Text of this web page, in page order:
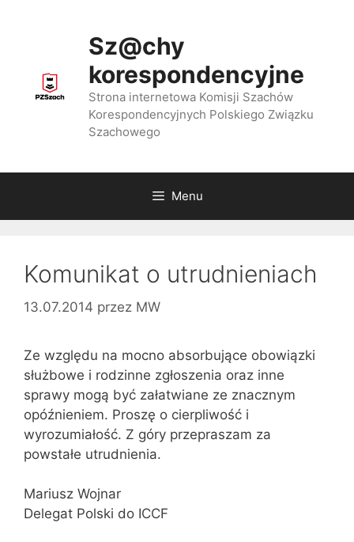
Sz@chy
korespondencyjne
Strona internetowa Komisji Szachów
Korespondencyjnych Polskiego Związku
Szachowego
Menu
Komunikat o utrudnieniach
13.07.2014 przez MW
Ze względu na mocno absorbujące obowiązki
służbowe i rodzinne zgłoszenia oraz inne
sprawy mogą być załatwiane ze znacznym
opóźnieniem. Proszę o cierpliwość i
wyrozumiałość. Z góry przepraszam za
powstałe utrudnienia.
Mariusz Wojnar
Delegat Polski do ICCF